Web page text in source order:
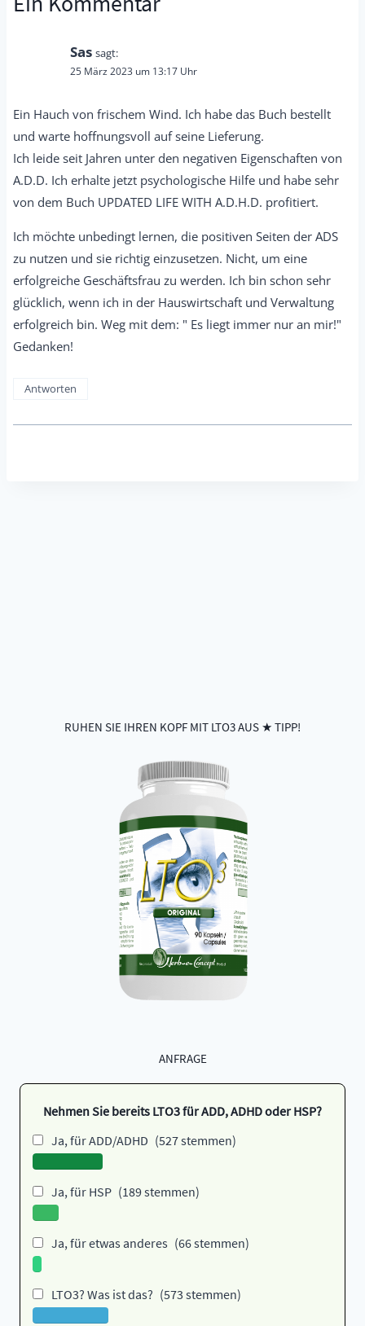
Sas sagt:
25 März 2023 um 13:17 Uhr
Ein Hauch von frischem Wind. Ich habe das Buch bestellt
und warte hoffnungsvoll auf seine Lieferung.
Ich leide seit Jahren unter den negativen Eigenschaften von
A.D.D. Ich erhalte jetzt psychologische Hilfe und habe sehr
von dem Buch UPDATED LIFE WITH A.D.H.D. profitiert.
Ich möchte unbedingt lernen, die positiven Seiten der ADS
zu nutzen und sie richtig einzusetzen. Nicht, um eine
erfolgreiche Geschäftsfrau zu werden. Ich bin schon sehr
glücklich, wenn ich in der Hauswirtschaft und Verwaltung
erfolgreich bin. Weg mit dem: " Es liegt immer nur an mir!"
Gedanken!
Antworten
RUHEN SIE IHREN KOPF MIT LTO3 AUS ★ TIPP!
ANFRAGE
Nehmen Sie bereits LTO3 für ADD, ADHD oder HSP?
Ja, für ADD/ADHD (527 stemmen)
Ja, für HSP (189 stemmen)
Ja, für etwas anderes (66 stemmen)
LTO3? Was ist das? (573 stemmen)